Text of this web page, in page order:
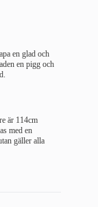
en glad och
en pigg och
är 114cm
med en
gäller alla